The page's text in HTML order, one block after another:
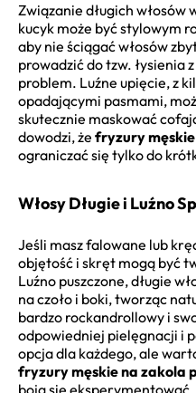
Związanie długich włosów
kucyk może być stylowym
aby nie ściągać włosów
prowadzić do tzw. łysienia
problem. Luźne upięcie, z
opadającymi pasmami,
skutecznie maskować
dowodzi, że fryzury
ograniczać się tylko do
Włosy Długie i Luźno
Jeśli masz falowane lub
objętość i skręt mogą być
Luźno puszczone, długie
na czoło i boki, tworząc
bardzo rockandrollowy i
odpowiedniej pielęgnacji i
opcja dla każdego, ale
fryzury męskie na zakola